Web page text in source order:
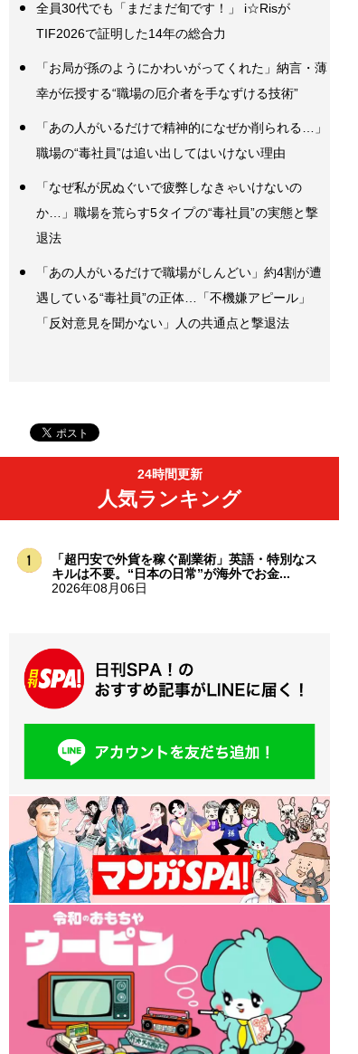
全員30代でも「まだまだ旬です！」 i☆Risが
TIF2026で証明した14年の総合力
「お局が孫のようにかわいがってくれた」納言・薄
幸が伝授する“職場の厄介者を手なずける技術”
「あの人がいるだけで精神的になぜか削られる…」
職場の“毒社員”は追い出してはいけない理由
「なぜ私が尻ぬぐいで疲弊しなきゃいけないの
か…」職場を荒らす5タイプの“毒社員”の実態と撃
退法
「あの人がいるだけで職場がしんどい」約4割が遭
遇している“毒社員”の正体…「不機嫌アピール」
「反対意見を聞かない」人の共通点と撃退法
24時間更新
人気ランキング
「超円安で外貨を稼ぐ副業術」英語・特別なス
キルは不要。“日本の日常”が海外でお金...
2026年08月06日